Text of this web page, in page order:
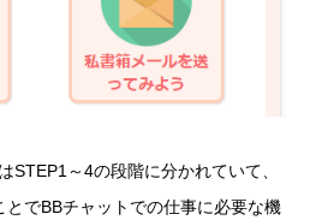
STEP1～4の段階に分かれていて、
でBBチャットでの仕事に必要な機